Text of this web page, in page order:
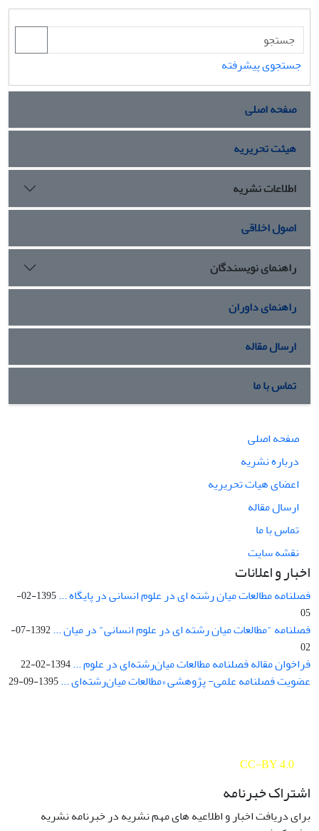
جستجوی پیشرفته
صفحه اصلی
هیئت تحریریه
اطلاعات نشریه
اصول اخلاقی
راهنمای نویسندگان
راهنمای داوران
ارسال مقاله
تماس با ما
صفحه اصلی
درباره نشریه
اعضای هیات تحریریه
ارسال مقاله
تماس با ما
نقشه سایت
اخبار و اعلانات
فصلنامه مطالعات میان رشته ای در علوم انسانی در پایگاه ...
1395-02-
05
فصلنامه "مطالعات میان رشته ای در علوم انسانی" در میان ...
1392-07-
02
فراخوان مقاله فصلنامه مطالعات میان‌رشته‌ای در علوم ...1394-02-22
عضویت فصلنامه علمی- پژوهشی «مطالعات میان‌رشته‌ای ...1395-09-29
CC-BY 4.0
اشتراک خبرنامه
برای دریافت اخبار و اطلاعیه های مهم نشریه در خبرنامه نشریه